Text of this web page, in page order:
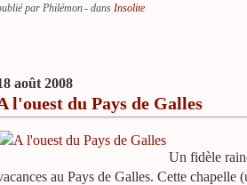
par Philémon- dans Insolite
août 2008
l'ouest du Pays de Galles
Un fidèle
au Pays de Galles. Cette chapelle